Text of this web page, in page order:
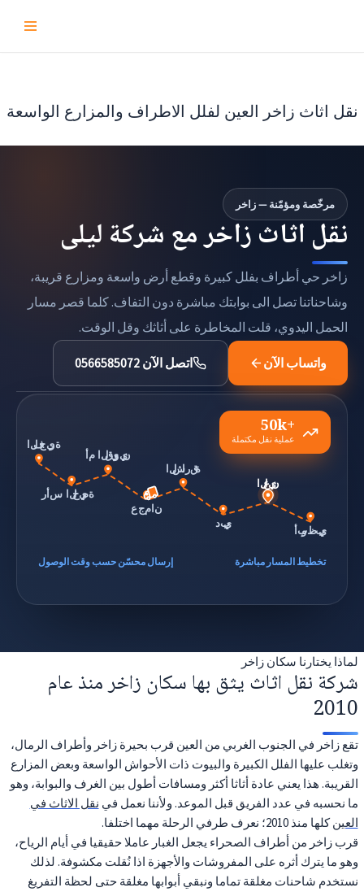
نقل اثاث زاخر العين لفلل الاطراف والمزارع الواسعة
مرخّصة ومؤمّنة — زاخر
نقل اثاث زاخر مع شركة ليلى
زاخر حي أطراف بفلل كبيرة وقطع أرض واسعة ومزارع قريبة،
وشاحناتنا تصل الى بوابتك مباشرة دون التفاف. كلما قصر مسار
الحمل اليدوي، قلت المخاطرة على أثاثك وقل الوقت.
واتساب الآن اتصل الآن 0566585072
50k+
عملية نقل مكتملة
أبوظبي
العين
دبي
الشارقة
عجمان
أم القيوين
رأس الخيمة
الفجيرة
تخطيط المسار مباشرة إرسال محسّن حسب وقت الوصول
لماذا يختارنا سكان زاخر
شركة نقل اثاث يثق بها سكان زاخر منذ عام
2010
تقع زاخر في الجنوب الغربي من العين قرب بحيرة زاخر وأطراف الرمال،
وتغلب عليها الفلل الكبيرة والبيوت ذات الأحواش الواسعة وبعض المزارع
القريبة. هذا يعني عادة أثاثا أكثر ومسافات أطول بين الغرف والبوابة، وهو
ما نحسبه في عدد الفريق قبل الموعد. ولأننا نعمل في نقل الاثاث في
العينكلها منذ 2010؛ نعرف طرفي الرحلة مهما اختلفا.
قرب زاخر من أطراف الصحراء يجعل الغبار عاملا حقيقيا في أيام الرياح،
وهو ما يترك أثره على المفروشات والأجهزة اذا نُقلت مكشوفة. لذلك
نستخدم شاحنات مغلقة تماما ونبقي أبوابها مغلقة حتى لحظة التفريغ